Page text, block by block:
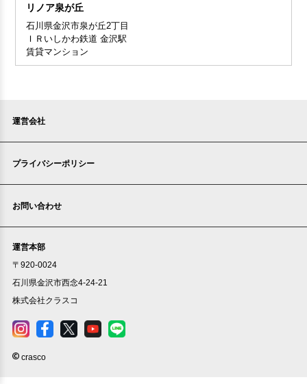
リノア泉が丘
石川県金沢市泉が丘2丁目
ＩＲいしかわ鉄道 金沢駅
賃貸マンション
運営会社
プライバシーポリシー
お問い合わせ
運営本部
〒920-0024
石川県金沢市西念4-24-21
株式会社クラスコ
crasco